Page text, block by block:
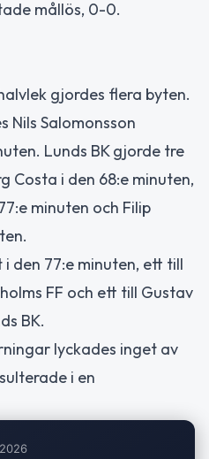
mållös, 0-0.
gjordes flera byten.
Nils Salomonsson
Lunds BK gjorde tre
Costa i den 68:e minuten,
minuten och Filip
den 77:e minuten, ett till
FF och ett till Gustav
BK.
lyckades inget av
i en